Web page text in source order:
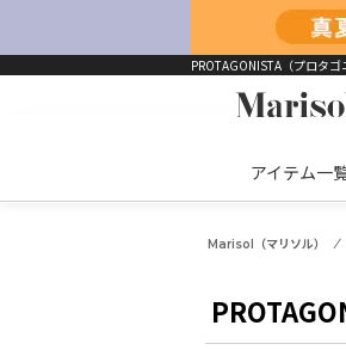
PROTAGONISTA（プロタゴ
アイテム一
Marisol（マリソル）